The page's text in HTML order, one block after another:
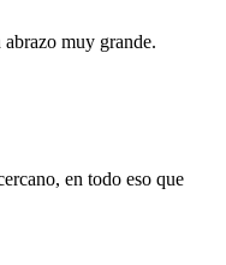
muy grande.
en todo eso que